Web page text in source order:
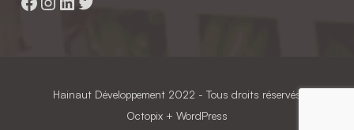
Hainaut Développement 2022 - Tous droits réservés
Octopix + WordPress